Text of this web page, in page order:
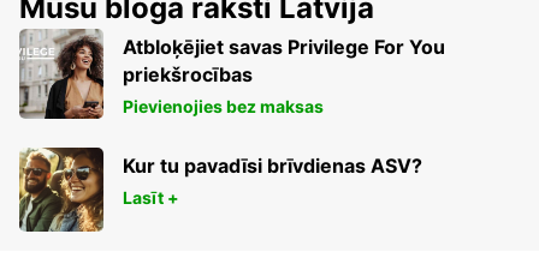
Mūsu bloga raksti Latvija
Atbloķējiet savas Privilege For You
priekšrocības
Pievienojies bez maksas
Kur tu pavadīsi brīvdienas ASV?
Lasīt +